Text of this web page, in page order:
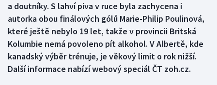
Florbal
Futsal
Golf
Gymnastika
a doutníky. S lahví piva v ruce byla zachycena i
autorka obou finálových gólů Marie-Philip Poulinová,
které ještě nebylo 19 let, takže v provincii Britská
Kolumbie nemá povoleno pít alkohol. V Albertě, kde
kanadský výběr trénuje, je věkový limit o rok nižší.
Další informace nabízí webový speciál ČT zoh.cz.